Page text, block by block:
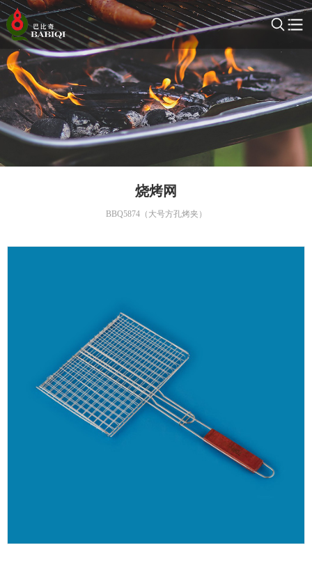
烧烤网
BBQ5874（大号方孔烤夹）